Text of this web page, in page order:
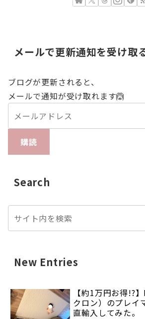
メールで更新通知を受け
ブログが更新されると、
メールで通知が受け取れます🙆
購読
Search
New Entries
【約1万円お得!?
クロン）のプレイ
直輸入してみた。